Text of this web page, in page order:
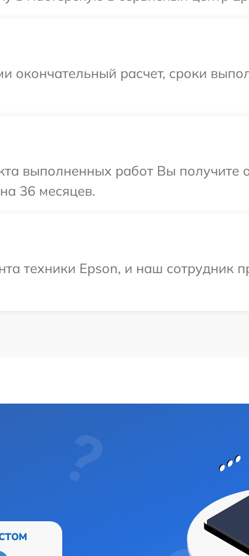
окончательный расчет, сроки
выполненных работ Вы
36 месяцев.
техники Epson, и наш сотрудник